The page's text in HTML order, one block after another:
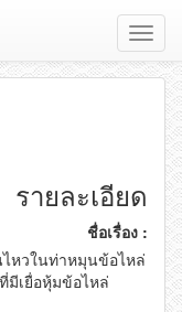
รายละเอียด
ชื่อเรื่อง :
หวในท่าหมุนข้อไหล่
มีเยื่อหุ้มข้อไหล่